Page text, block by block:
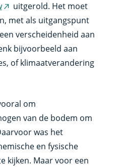
(externe
link)
uitgerold. Het moet
met als uitgangspunt
verscheidenheid aan
bijvoorbeeld aan
of klimaatverandering
om
van de bodem om
was het
en fysische
kijken. Maar voor een